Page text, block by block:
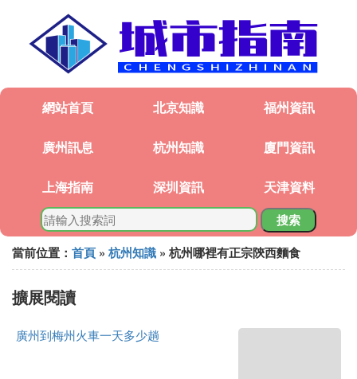
網站首頁 北京知識 福州資訊
廣州訊息 杭州知識 廈門資訊
上海指南 深圳資訊 天津資料
搜索
當前位置： 首頁 » 杭州知識 » 杭州哪裡有正宗陝西麵食
擴展閱讀
廣州到梅州火車一天多少趟